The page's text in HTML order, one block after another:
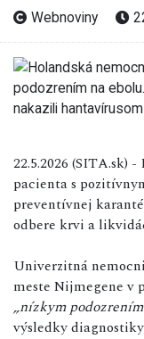
Webnoviny
22.5.2026 (SITA.sk)
pacienta s
preventívnej
odbere krvi a
Univerzitná
meste Nijmegene v
„nízkym
výsledky